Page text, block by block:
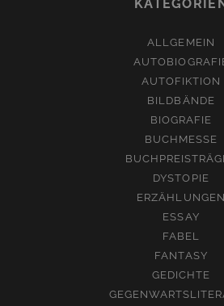
ALLGEMEIN
AUTOFIKTION
BILDBÄNDE
BIOGRAFIE
BUCHMESSE
DYSTOPIE
ERZÄHLUNGEN
ESSAY
FABEL
FANTASY
GEDICHTE